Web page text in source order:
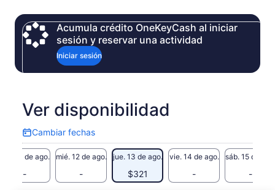
de las pintorescas poblaciones de las llanuras de Thessalian
y alójese por la noche en un hotel de 3 o 4 estrellas en
Kalambaka, la puerta de entrada a Meteora. Al día siguiente,
explore dos de los encantadores monasterios anclados en
los acantilados de Meteora antes de realizar el viaje de
Acumula crédito OneKeyCash al iniciar
sesión y reservar una actividad
Iniciar sesión
Ver disponibilidad
Cambiar fechas
Cambiar
fechas
mar. 11 de ago.
-
mié. 12 de ago.
-
jue. 13 de ago.
$321
vie. 14 de ago.
-
sáb. 15 de
-